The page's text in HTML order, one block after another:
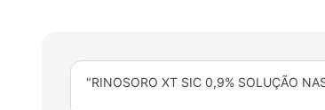
"RINOSORO XT SIC 0,9% SOLUÇÃO